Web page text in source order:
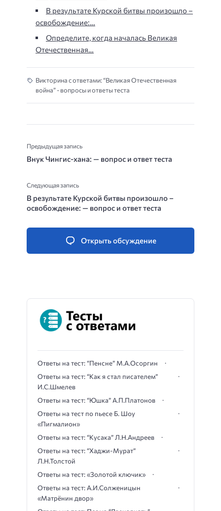
В результате Курской битвы произошло –
освобождение:…
Определите, когда началась Великая
Отечественная…
Викторина с ответами: “Великая Отечественная
война” - вопросы и ответы теста
Предыдущая запись
Внук Чингис-хана: — вопрос и ответ теста
Следующая запись
В результате Курской битвы произошло –
освобождение: — вопрос и ответ теста
Открыть обсуждение
Ответы на тест: “Пенсне” М.А.Осоргин
Ответы на тест: “Как я стал писателем”
И.С.Шмелев
Ответы на тест: “Юшка” А.П.Платонов
Ответы на тест по пьесе Б. Шоу
«Пигмалион»
Ответы на тест: “Кусака” Л.Н.Андреев
Ответы на тест: “Хаджи-Мурат”
Л.Н.Толстой
Ответы на тест: «Золотой ключик»
Ответы на тест: А.И.Солженицын
«Матрёнин двор»